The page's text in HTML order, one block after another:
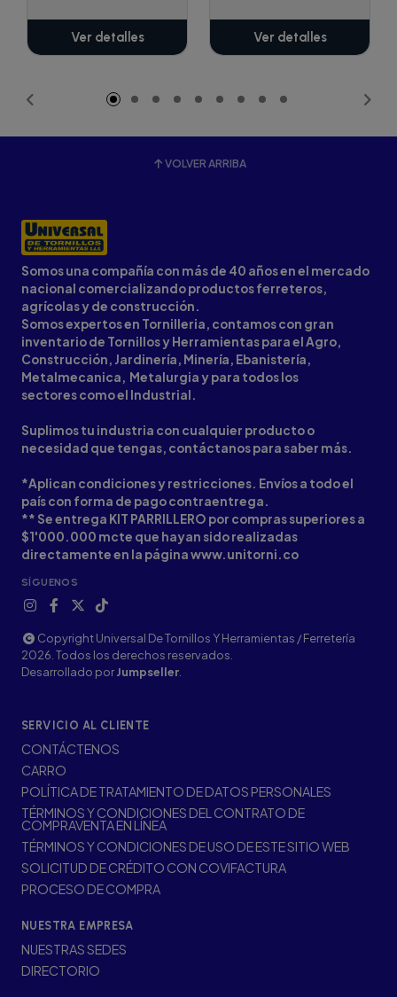
Ver detalles Ver detalles
VOLVER ARRIBA
Somos una compañía con más de 40 años en el mercado
nacional comercializando productos ferreteros,
agrícolas y de construcción.
Somos expertos en Tornilleria, contamos con gran
inventario de Tornillos y Herramientas para el Agro,
Construcción, Jardinería, Minería, Ebanistería,
Metalmecanica, Metalurgia y para todos los
sectores como el Industrial.
Suplimos tu industria con cualquier producto o
necesidad que tengas, contáctanos para saber más.
*Aplican condiciones y restricciones. Envíos a todo el
país con forma de pago contraentrega.
** Se entrega KIT PARRILLERO por compras superiores a
$1'000.000 mcte que hayan sido realizadas
directamente en la página www.unitorni.co
SÍGUENOS
Copyright Universal De Tornillos Y Herramientas / Ferretería
2026. Todos los derechos reservados.
Desarrollado porJumpseller
SERVICIO AL CLIENTE
CONTÁCTENOS
CARRO
POLÍTICA DE TRATAMIENTO DE DATOS PERSONALES
TÉRMINOS Y CONDICIONES DEL CONTRATO DE
COMPRAVENTA EN LÍNEA
TÉRMINOS Y CONDICIONES DE USO DE ESTE SITIO WEB
SOLICITUD DE CRÉDITO CON COVIFACTURA
PROCESO DE COMPRA
NUESTRA EMPRESA
NUESTRAS SEDES
DIRECTORIO